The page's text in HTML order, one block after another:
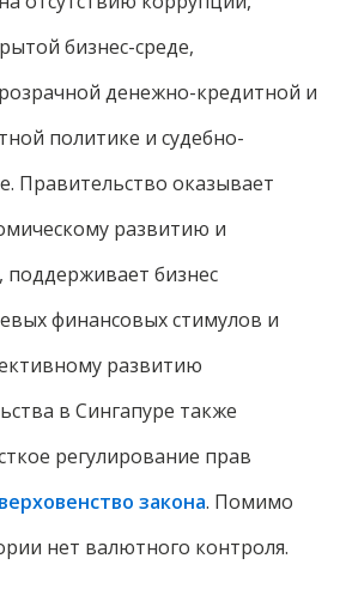
бизнес-среде,
денежно-кредитной и
политике и судебно-
Правительство оказывает
развитию и
бизнес
финансовых стимулов и
развитию
в Сингапуре также
регулирование прав
верховенство закона. Помимо
нет валютного контроля.